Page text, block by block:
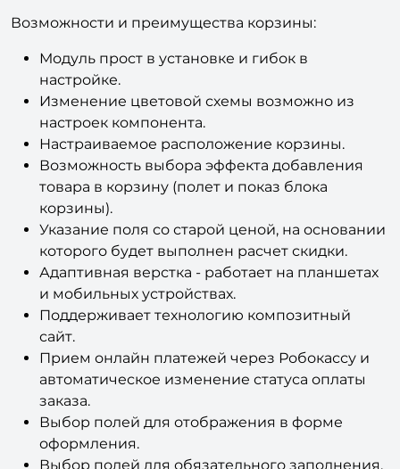
Возможности и преимущества корзины:
Модуль прост в установке и гибок в
настройке.
Изменение цветовой схемы возможно из
настроек компонента.
Настраиваемое расположение корзины.
Возможность выбора эффекта добавления
товара в корзину (полет и показ блока
корзины).
Указание поля со старой ценой, на основании
которого будет выполнен расчет скидки.
Адаптивная верстка - работает на планшетах
и мобильных устройствах.
Поддерживает технологию композитный
сайт.
Прием онлайн платежей через Робокассу и
автоматическое изменение статуса оплаты
заказа.
Выбор полей для отображения в форме